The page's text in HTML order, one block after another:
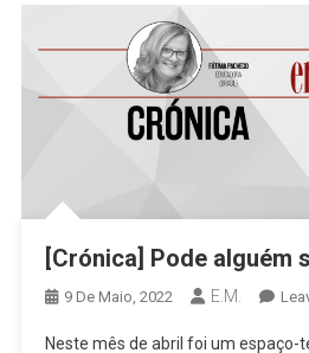
[Crónica] Pode alguém
9 De Maio, 2022 E.M.
Neste mês de abril foi um espaço-